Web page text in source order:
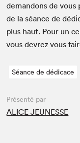
deman­dons de
de la séance de
plus haut. Pour un
vous devrez vous
Séance de dédicace
Présenté par
ALICE JEUNESSE